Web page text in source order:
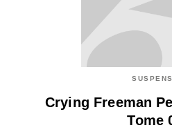
Crying Freeman
Tome